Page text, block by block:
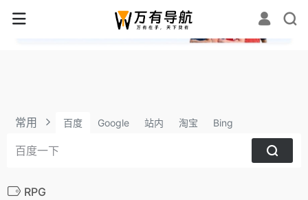
✕
常用 百度 Google 站内 淘宝 Bing
RPG